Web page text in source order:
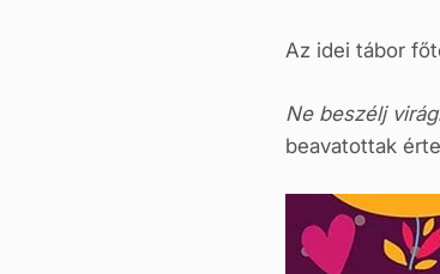
Az idei tábor
Ne beszélj
beavatottak